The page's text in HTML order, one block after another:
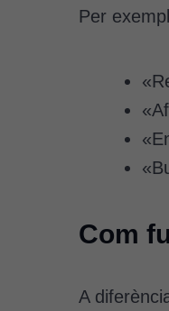
Per
Com
A